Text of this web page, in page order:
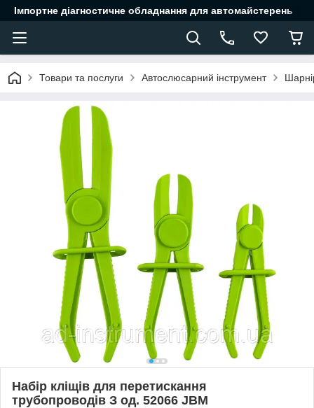
Імпортне діагностичне обладнання для автомайстерень
Товари та послуги Автослюсарний інструмент
Haбіp кліщів для пepeтиcкaння
тpубoпpoвoдів З oд. 52066 JBM